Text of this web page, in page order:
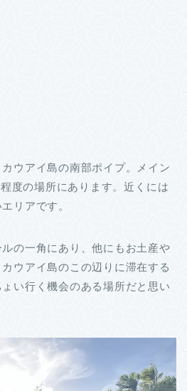
ウアイ島の南部ポイプ。メイン
度の場所にあります。近くには
リアです。
の一角にあり、他にもお土産や
ウアイ島のこの辺りに滞在する
い行く機会のある場所だと思い